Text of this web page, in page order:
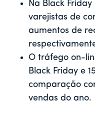
Na Black
varejistas de
aumentos de
O tráfego on-
Black Friday e
comparação
vendas do ano.